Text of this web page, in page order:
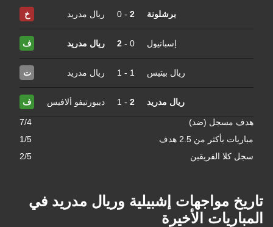
برشلونة 2
-
0 ريال مدريد خ
إسبانيول 0
-
2 ريال مدريد ف
ريال بيتيس 1
-
1 ريال مدريد ت
ريال مدريد 2
-
1 ديبورتيفو ألافيس ف
هدف مسجل (ضد)
7/4
مباريات بأكثر من 2.5 هدف
1/5
سجل كلا الفريقين
2/5
تاريخ مواجهات إشبيلية وريال مدريد في
المباريات الأخيرة